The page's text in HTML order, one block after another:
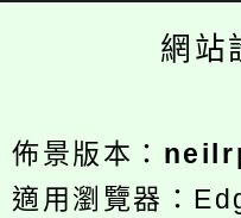
網站
佈景版本：
適用瀏覽器：